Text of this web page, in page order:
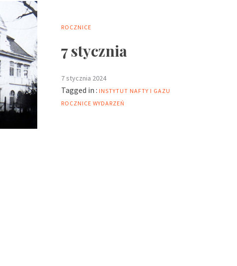
ROCZNICE
7 stycznia
7 stycznia 2024
Tagged in : INSTYTUT NAFTY I GAZU
ROCZNICE WYDARZEŃ